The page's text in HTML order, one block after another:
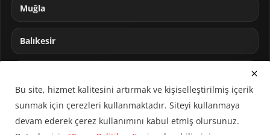
Muğla
Balıkesir
Bu site, hizmet kalitesini artırmak ve kişiselleştirilmiş içerik
sunmak için çerezleri kullanmaktadır. Siteyi kullanmaya
devam ederek çerez kullanımını kabul etmiş olursunuz.